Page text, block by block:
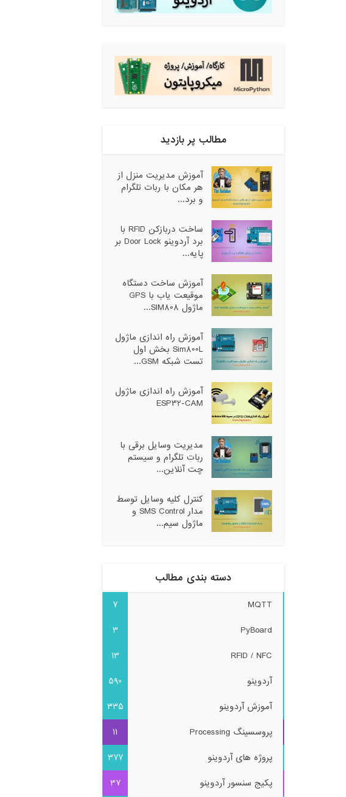
مطالب پر بازدید
آموزش مدیریت منزل از
هر مکان با ربات تلگرام
و برد...
ساخت دربازکن RFID با
برد آردوینو Door Lock بر
پایه...
آموزش ساخت دستگاه
موقیعت یاب با GPS
ماژول SIM808...
آموزش راه اندازی ماژول
Sim800L بخش اول
تست شبکه GSM...
آموزش راه اندازی ماژول
ESP32-CAM
مدیریت وسایل برقی با
ربات تلگرام و سیستم
چت آنلاین...
کنترل کلیه وسایل توسط
مدار SMS Control و
ماژول سیم...
دسته بندی مطالب
MQTT
7
PyBoard
3
RFID / NFC
13
آردوینو
590
آموزش آردوینو
335
پروسسینگ Processing
11
پروژه های آردوینو
377
پکیج سنسور آردوینو
37